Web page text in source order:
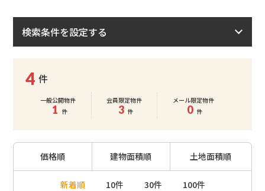
検索条件を設定する
4 件
一般公開物件
1 件
会員限定物件
3 件
メール限定物件
0 件
価格順 建物面積順 土地面積順
新着順 10件 30件 100件